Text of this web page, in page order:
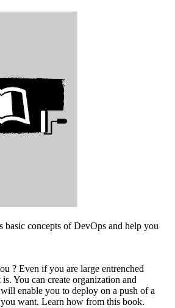
basic concepts of DevOps and help you
? Even if you are large entrenched
is. You can create organization and
enable you to deploy on a push of a
want. Learn how from this book.